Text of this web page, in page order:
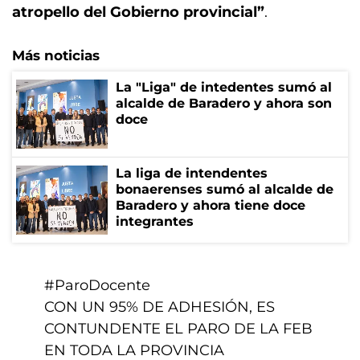
atropello del Gobierno provincial”.
Más noticias
La "Liga" de intedentes sumó al
alcalde de Baradero y ahora son
doce
La liga de intendentes
bonaerenses sumó al alcalde de
Baradero y ahora tiene doce
integrantes
#ParoDocente
CON UN 95% DE ADHESIÓN, ES
CONTUNDENTE EL PARO DE LA FEB
EN TODA LA PROVINCIA